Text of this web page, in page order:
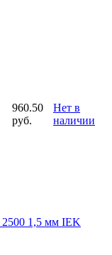
960.50
руб.
Нет в
наличии
1,5 мм IEK